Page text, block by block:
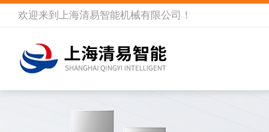
欢迎来到 上海清易智能机械有限公司 ！